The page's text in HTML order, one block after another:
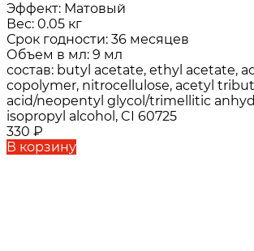
Эффект: Матовый
Вес: 0.05 кг
Срок годности: 36 месяцев
Объем в мл: 9 мл
состав: butyl acetate, ethyl acetate,
copolymer, nitrocellulose, acetyl
acid/neopentyl glycol/trimellitic
isopropyl alcohol, CI 60725
330 ₽
В корзину